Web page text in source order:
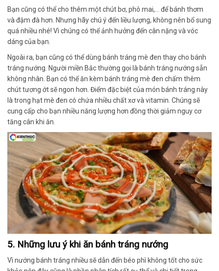
Bạn cũng có thể cho thêm một chút bơ, phô mai,… để bánh thơm
và đậm đà hơn. Nhưng hãy chú ý đến liều lượng, không nên bổ sung
quá nhiều nhé! Vì chúng có thể ảnh hưởng đến cân nặng và vóc
dáng của bạn.
Ngoài ra, bạn cũng có thể dùng bánh tráng mè đen thay cho bánh
tráng nướng. Người miền Bắc thường gọi là bánh tráng nướng sẵn
không nhân. Bạn có thể ăn kèm bánh tráng mè đen chấm thêm
chút tương ớt sẽ ngon hơn. Điểm đặc biệt của món bánh tráng này
là trong hạt mè đen có chứa nhiều chất xơ và vitamin. Chúng sẽ
cung cấp cho bạn nhiều năng lượng hơn đồng thời giảm nguy cơ
tăng cân khi ăn.
5. Những lưu ý khi ăn bánh tráng nướng
Vì nướng bánh tráng nhiều sẽ dẫn đến béo phì không tốt cho sức